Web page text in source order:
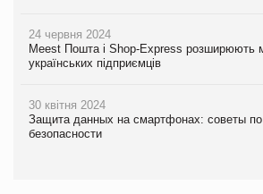
24 червня 2024
Meest Пошта і Shop-Express розширюють
українських підприємців
30 квітня 2024
Защита данных на смартфонах: советы
безопасности